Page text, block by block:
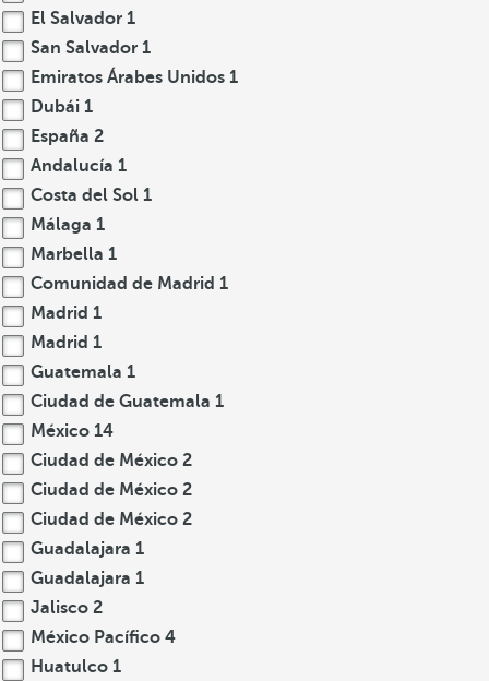
El Salvador 1
San Salvador 1
Emiratos Árabes Unidos 1
Dubái 1
España 2
Andalucía 1
Costa del Sol 1
Málaga 1
Marbella 1
Comunidad de Madrid 1
Madrid 1
Madrid 1
Guatemala 1
Ciudad de Guatemala 1
México 14
Ciudad de México 2
Ciudad de México 2
Ciudad de México 2
Guadalajara 1
Guadalajara 1
Jalisco 2
México Pacífico 4
Huatulco 1